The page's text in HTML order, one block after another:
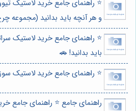
⭐️ راهنمای جامع خرید لاستیک
و هر آنچه باید بدانید (مجموعه
⭐️ راهنمای جامع خرید لاستیک
باید بدانید! 🚗
⭐️ راهنمای جامع خرید لاستیک
راهنمای جامع ⭐️ راهنمای جامع